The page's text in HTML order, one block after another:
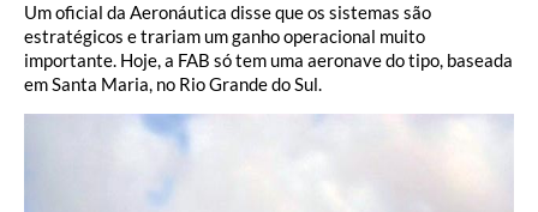
Um oficial da Aeronáutica disse que os sistemas são
estratégicos e trariam um ganho operacional muito
importante. Hoje, a FAB só tem uma aeronave do tipo, baseada
em Santa Maria, no Rio Grande do Sul.